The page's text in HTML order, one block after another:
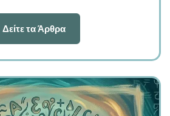
Δείτε τα Άρθρα